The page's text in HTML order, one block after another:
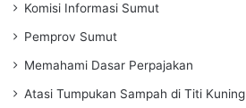
Komisi Informasi Sumut
Pemprov Sumut
Memahami Dasar Perpajakan
Atasi Tumpukan Sampah di Titi Kuning